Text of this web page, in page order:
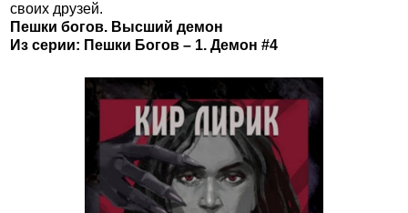
своих друзей.
Пешки богов. Высший демон
Из серии: Пешки Богов – 1. Демон #4